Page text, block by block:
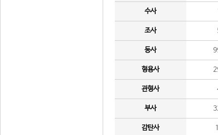
수사
조사
동사
형용사
관형사
부사
감탄사